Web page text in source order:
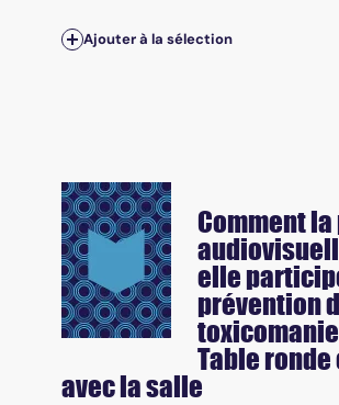
Ajouter à la sélection
Comment
elle
prévention
Table
avec la salle